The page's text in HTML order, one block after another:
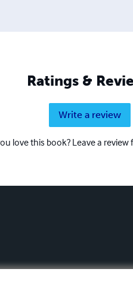
Ratings &
Write a review
love this book? Leave a